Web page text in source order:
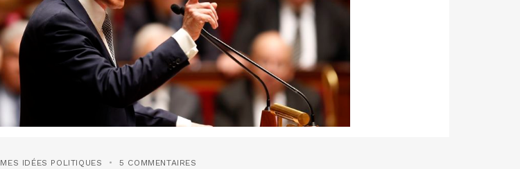
MES IDÉES POLITIQUES 5 COMMENTAIRES